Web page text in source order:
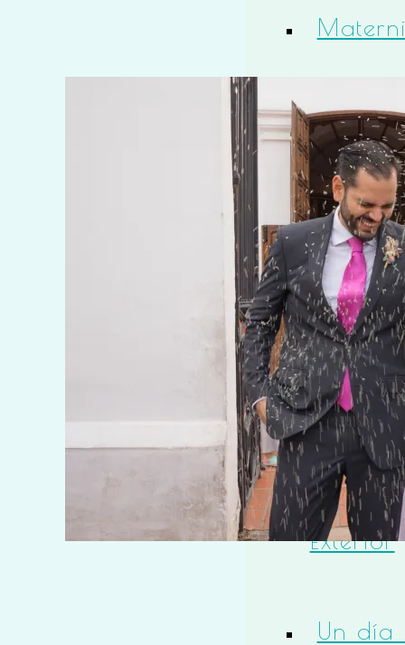
Bebés
Familia
estudio
Exterior
Un día